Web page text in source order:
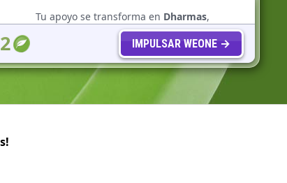
Tu apoyo se transforma en Dharmas,
insignias y otras recompensas especiales
IMPULSAR WEONE →